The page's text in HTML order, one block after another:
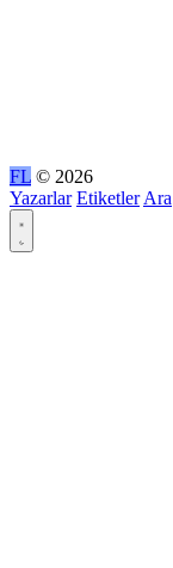
FL © 2026
Yazarlar Etiketler Ara